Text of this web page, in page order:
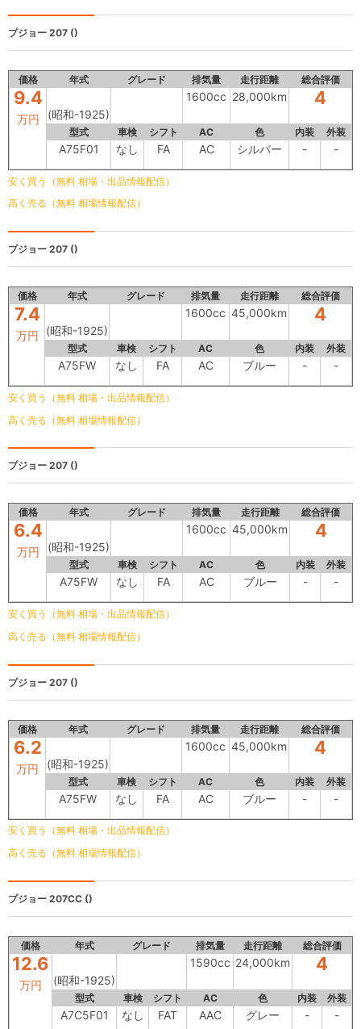
プジョー 207 ()
価格 年式 グレード 排気量 走行距離 総合評価
9.4
万円 (昭和-1925)
1600cc 28,000km 4
型式 車検 シフト AC 色 内装 外装
A75F01 なし FA AC シルバー - -
安く買う（無料 相場・出品情報配信）
高く売る（無料 相場情報配信）
プジョー 207 ()
価格 年式 グレード 排気量 走行距離 総合評価
7.4
万円 (昭和-1925)
1600cc 45,000km 4
型式 車検 シフト AC 色 内装 外装
A75FW なし FA AC ブルー - -
安く買う（無料 相場・出品情報配信）
高く売る（無料 相場情報配信）
プジョー 207 ()
価格 年式 グレード 排気量 走行距離 総合評価
6.4
万円 (昭和-1925)
1600cc 45,000km 4
型式 車検 シフト AC 色 内装 外装
A75FW なし FA AC ブルー - -
安く買う（無料 相場・出品情報配信）
高く売る（無料 相場情報配信）
プジョー 207 ()
価格 年式 グレード 排気量 走行距離 総合評価
6.2
万円 (昭和-1925)
1600cc 45,000km 4
型式 車検 シフト AC 色 内装 外装
A75FW なし FA AC ブルー - -
安く買う（無料 相場・出品情報配信）
高く売る（無料 相場情報配信）
プジョー 207CC ()
価格 年式 グレード 排気量 走行距離 総合評価
12.6
万円 (昭和-1925)
1590cc 24,000km 4
型式 車検 シフト AC 色 内装 外装
A7C5F01 なし FAT AAC グレー - -